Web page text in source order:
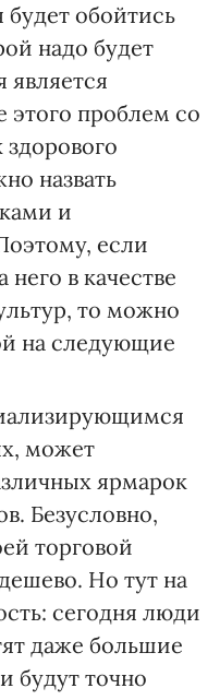
будет обойтись
надо будет
является
этого проблем со
назвать
и
если
в качестве
то можно
на следующие
может
ярмарок
Безусловно,
торговой
Но тут на
сегодня люди
даже большие
будут точно